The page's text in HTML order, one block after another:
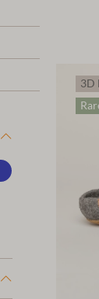
3D